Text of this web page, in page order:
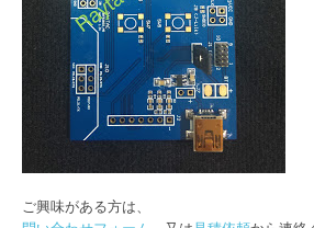
ご興味がある方は、